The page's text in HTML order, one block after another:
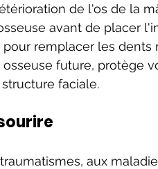
de l'os de la
avant de placer
remplacer les dents
future, protège
faciale.
aux